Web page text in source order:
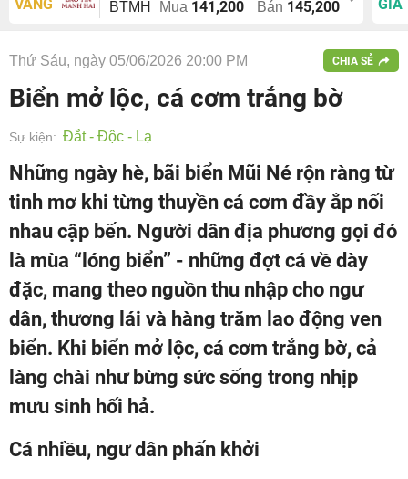
VÀNG
BTMH Mua 141,200 Bán 145,200
GIÁ
Thứ Sáu, ngày 05/06/2026 20:00 PM CHIA SẺ
Biển mở lộc, cá cơm trắng bờ
Sự kiện: Đắt - Độc - Lạ
Những ngày hè, bãi biển Mũi Né rộn ràng từ
tinh mơ khi từng thuyền cá cơm đầy ắp nối
nhau cập bến. Người dân địa phương gọi đó
là mùa “lóng biển” - những đợt cá về dày
đặc, mang theo nguồn thu nhập cho ngư
dân, thương lái và hàng trăm lao động ven
biển. Khi biển mở lộc, cá cơm trắng bờ, cả
làng chài như bừng sức sống trong nhịp
mưu sinh hối hả.
Cá nhiều, ngư dân phấn khởi